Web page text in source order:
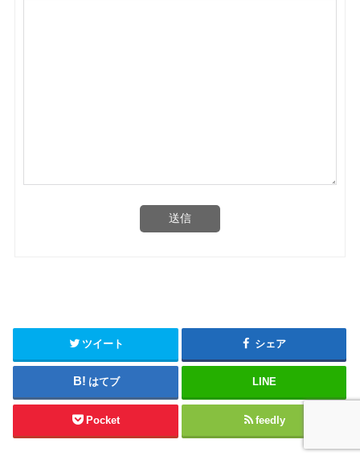
送信
ツイート シェア
はてブ LINE
Pocket feedly